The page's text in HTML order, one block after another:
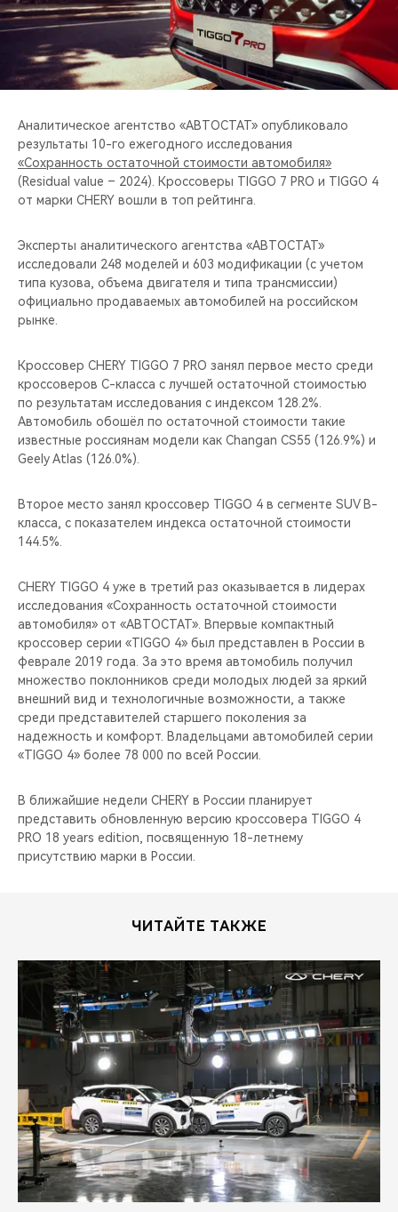
CHERY И СПОРТ
НАШИ МЕРОПРИЯТИЯ
ВИДЕООБЗОРЫ
CHERY ДЛЯ ДЕТЕЙ
Аналитическое агентство «АВТОСТАТ» опубликовало
результаты 10-го ежегодного исследования
«Сохранность остаточной стоимости автомобиля»
(Residual value – 2024). Кроссоверы TIGGO 7 PRO и TIGGO 4
от марки CHERY вошли в топ рейтинга.
Эксперты аналитического агентства «АВТОСТАТ»
исследовали 248 моделей и 603 модификации (с учетом
типа кузова, объема двигателя и типа трансмиссии)
официально продаваемых автомобилей на российском
рынке.
Кроссовер CHERY TIGGO 7 PRO занял первое место среди
кроссоверов С-класса с лучшей остаточной стоимостью
по результатам исследования с индексом 128.2%.
Автомобиль обошёл по остаточной стоимости такие
известные россиянам модели как Changan CS55 (126.9%) и
Geely Atlas (126.0%).
Второе место занял кроссовер TIGGO 4 в сегменте SUV В-
класса, с показателем индекса остаточной стоимости
144.5%.
CHERY TIGGO 4 уже в третий раз оказывается в лидерах
исследования «Сохранность остаточной стоимости
автомобиля» от «АВТОСТАТ». Впервые компактный
кроссовер серии «TIGGO 4» был представлен в России в
феврале 2019 года. За это время автомобиль получил
множество поклонников среди молодых людей за яркий
внешний вид и технологичные возможности, а также
среди представителей старшего поколения за
надежность и комфорт. Владельцами автомобилей серии
«TIGGO 4» более 78 000 по всей России.
В ближайшие недели CHERY в России планирует
представить обновленную версию кроссовера TIGGO 4
PRO 18 years edition, посвященную 18-летнему
присутствию марки в России.
ЧИТАЙТЕ ТАКЖЕ